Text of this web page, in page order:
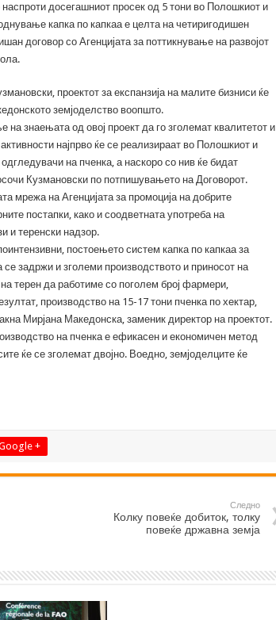
досегашниот просек од 5 тони во Полошкиот и
капка по капкаа е целта на четиригодишен
договор со Агенцијата за поттикнување на развојот
проектот за експанзија на малите бизниси ќе
земјоделство воопшто.
знаењата од овој проект да го зголемат квалитетот и
најпрво ќе се реализираат во Полошкиот и
на пченка, а наскоро со нив ќе бидат
Кузмановски по потпишувањето на Договорот.
мрежа на Агенцијата за промоција на добрите
постапки, како и соодветната употреба на
и теренски надзор.
постоењето систем капка по капкаа за
задржи и зголеми производството и приносот на
терен да работиме со поголем број фармери,
производство на 15-17 тони пченка по хектар,
Мирјана Македонска, заменик директор на проектот.
на пченка е ефикасен и економичен метод
ќе се зголемат двојно. Воедно, земјоделците ќе
+
Следно
Колку повеќе добиток, толку
повеќе државна земја